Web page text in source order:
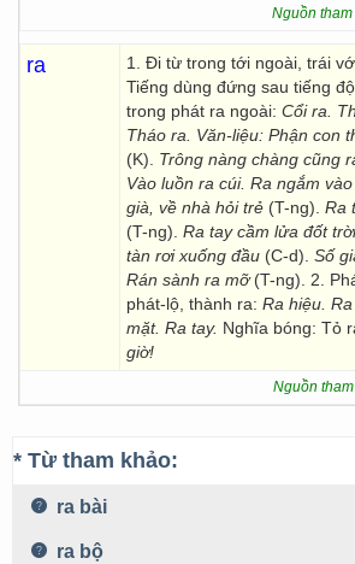
Nguồn
ra 1. Đi từ trong tới ngoài, trái
Tiếng dùng đứng sau tiếng
trong phát ra ngoài: Cổi ra.
Tháo ra. Văn-liệu: Phận con
(K). Trông nàng chàng cũng
Vào luồn ra cúi. Ra ngắm
già, về nhà hỏi trẻ (T-ng). Ra
(T-ng). Ra tay cầm lửa đốt
tàn rơi xuống đầu (C-d). Số
Rán sành ra mỡ(T-ng). 2.
phát-lộ, thành ra: Ra hiệu.
mặt. Ra tay. Nghĩa bóng: Tỏ
giờ!
Nguồn
* Từ tham khảo:
ra bài
ra bộ